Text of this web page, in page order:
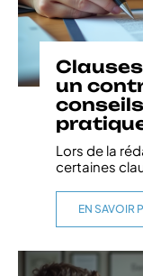
un
Lors de la
certaines
EN SAVOIR